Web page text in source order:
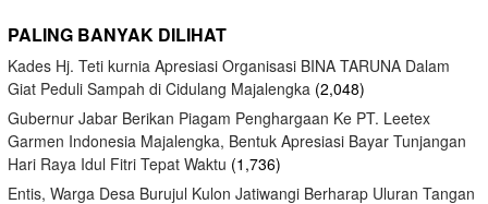
PALING BANYAK DILIHAT
Kades Hj. Teti kurnia Apresiasi Organisasi BINA TARUNA Dalam
Giat Peduli Sampah di Cidulang Majalengka (2,048)
Gubernur Jabar Berikan Piagam Penghargaan Ke PT. Leetex
Garmen Indonesia Majalengka, Bentuk Apresiasi Bayar Tunjangan
Hari Raya Idul Fitri Tepat Waktu (1,736)
Entis, Warga Desa Burujul Kulon Jatiwangi Berharap Uluran Tangan